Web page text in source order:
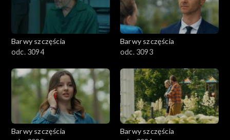
2101–2200
2001–2100
1801–1900
1701–1800
1601–1700
Barwy szczęścia
odc. 3094
Barwy szczęścia
odc. 3093
Barwy szczęścia
Barwy szczęścia